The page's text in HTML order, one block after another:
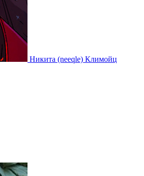
Никита (neeqle) Климойц